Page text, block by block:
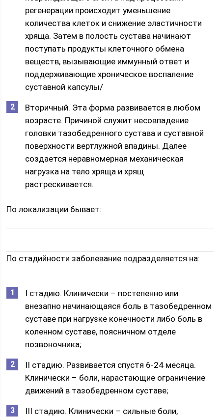
регенерации происходит уменьшение
количества клеток и снижение эластичности
хряща. Затем в полость сустава начинают
поступать продукты клеточного обмена
веществ, вызывающие иммунный ответ и
поддерживающие хроническое воспаление
суставной капсулы/
Вторичный. Эта форма развивается в любом
возрасте. Причиной служит несовпадение
головки тазобедренного сустава и суставной
поверхности вертлужной впадины. Далее
создается неравномерная механическая
нагрузка на тело хряща и хрящ
растрескивается.
По локализации бывает:
По стадийности заболевание подразделяется на:
I стадию. Клинически – постепенно или
внезапно начинающаяся боль в тазобедренном
суставе при нагрузке конечности либо боль в
коленном суставе, поясничном отделе
позвоночника;
II стадию. Развивается спустя 6-24 месяца.
Клинически – боли, нарастающие ограничение
движений в тазобедренном суставе;
III стадию. Клинически – сильные боли,